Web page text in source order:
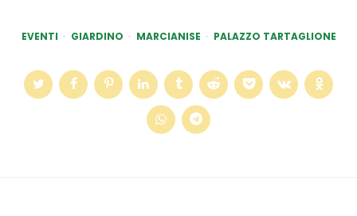
EVENTI GIARDINO MARCIANISE PALAZZO TARTAGLIONE